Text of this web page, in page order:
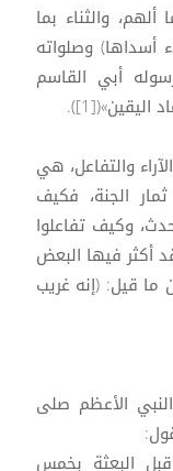
والثناء بما
أسداها) وصلواته
أبي القاسم
والتفاعل، هي
الجنة، فكيف
وكيف تفاعلوا
أكثر فيها البعض
فكان أهون ما قيل: (إنه غريب
الأعظم صلى
البعثة بخمس